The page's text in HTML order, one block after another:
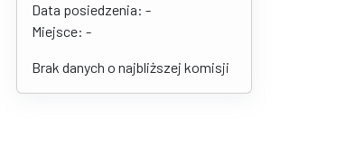
Data posiedzenia: -
Miejsce: -
Brak danych o najbliższej komisji